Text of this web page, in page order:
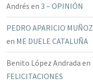
Andrés en 3 – OPINIÓN
PEDRO APARICIO MUÑOZ
en ME DUELE CATALUÑA
Benito López Andrada en
FELICITACIONES